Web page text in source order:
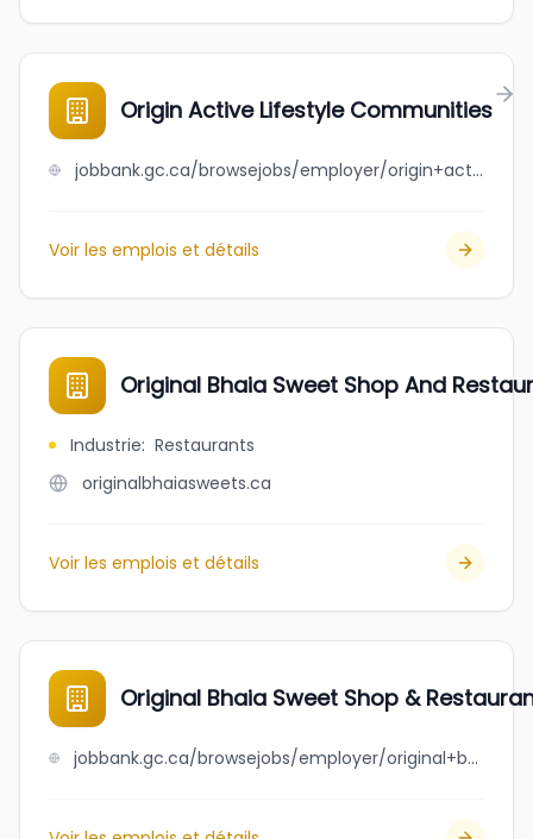
Origin Active Lifestyle Communities
jobbank.gc.ca/browsejobs/employer/origin+active+lifestyle+communities/ca
Voir les emplois et détails
Original Bhaia Sweet Shop And
Industrie: Restaurants
originalbhaiasweets.ca
Voir les emplois et détails
Original Bhaia Sweet Shop &
jobbank.gc.ca/browsejobs/employer/original+bhaia+sweet+shop+%26+restaurant/ca